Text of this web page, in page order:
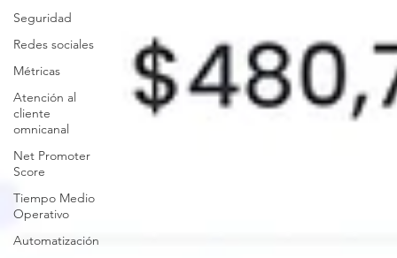
Seguridad
Redes sociales
Métricas
Atención al
cliente
omnicanal
Net Promoter
Score
Tiempo Medio
Operativo
Automatización